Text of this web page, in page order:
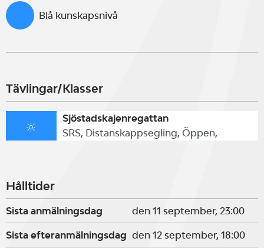
Blå kunskapsnivå
Tävlingar/Klasser
Sjöstadskajenregattan
SRS, Distanskappsegling, Öppen,
Hålltider
Sista anmälningsdag den 11 september, 23:00
Sista efteranmälningsdag den 12 september, 18:00